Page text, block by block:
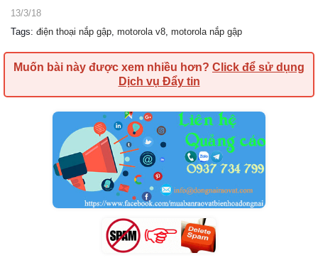
13/3/18
Tags: điện thoại nắp gập motorola v8 motorola nắp gập
Muốn bài này được xem nhiều hơn? Click để sử dụng
Dịch vụ Đẩy tin